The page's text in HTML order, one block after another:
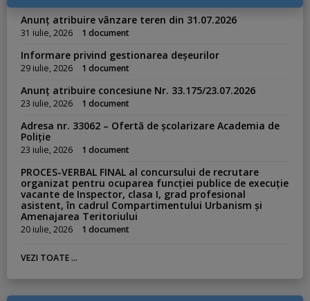
Anunț atribuire vânzare teren din 31.07.2026
31 iulie, 2026 1 document
Informare privind gestionarea deșeurilor
29 iulie, 2026 1 document
Anunț atribuire concesiune Nr. 33.175/23.07.2026
23 iulie, 2026 1 document
Adresa nr. 33062 – Ofertă de școlarizare Academia de
Poliție
23 iulie, 2026 1 document
PROCES-VERBAL FINAL al concursului de recrutare
organizat pentru ocuparea funcției publice de execuție
vacante de Inspector, clasa I, grad profesional
asistent, în cadrul Compartimentului Urbanism și
Amenajarea Teritoriului
20 iulie, 2026 1 document
VEZI TOATE ...